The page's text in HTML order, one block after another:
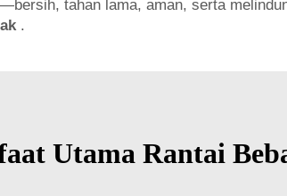
tahan lama, aman, serta
.
Utama Rantai